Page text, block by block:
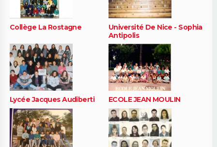
Collège La Rostagne
Université De Nice - Sophia
Antipolis
Lycée Jacques Audiberti ECOLE JEAN MOULIN